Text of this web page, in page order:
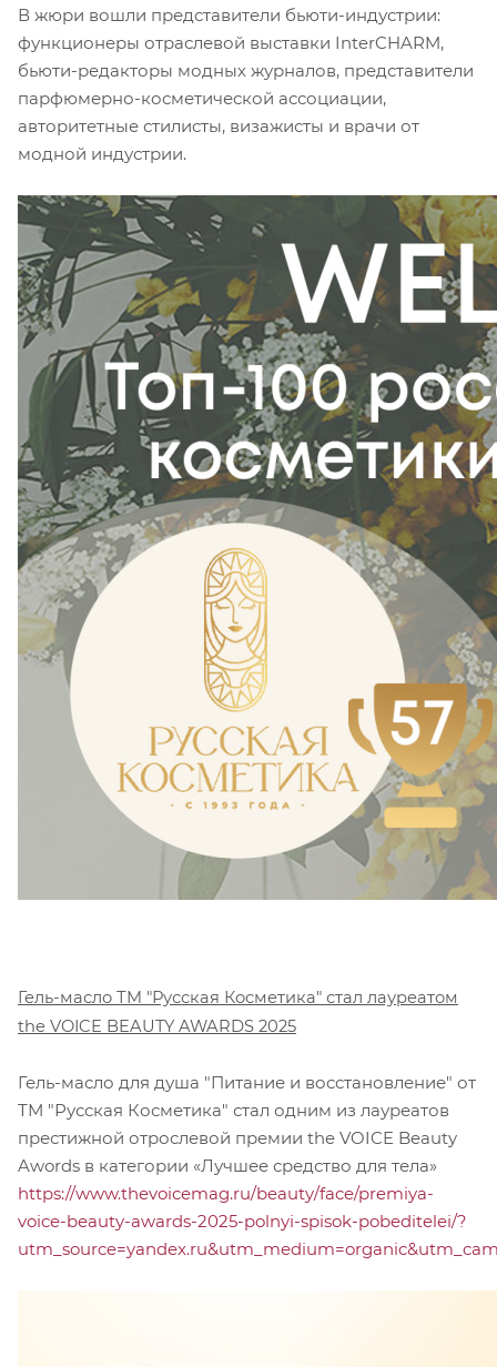
В жюри вошли представители бьюти-индустрии:
функционеры отраслевой выставки InterCHARM,
бьюти-редакторы модных журналов, представители
парфюмерно-косметической ассоциации,
авторитетные стилисты, визажисты и врачи от
модной индустрии.
Гель-масло ТМ "Русская Косметика" стал лауреатом
the VOICE BEAUTY AWARDS 2025
Гель-масло для душа "Питание и восстановление" от
ТМ "Русская Косметика" стал одним из лауреатов
престижной отрослевой премии the VOICE Beauty
Awords в категории «Лучшее средство для тела»
https://www.thevoicemag.ru/beauty/face/premiya-
voice-beauty-awards-2025-polnyi-spisok-pobeditelei/?